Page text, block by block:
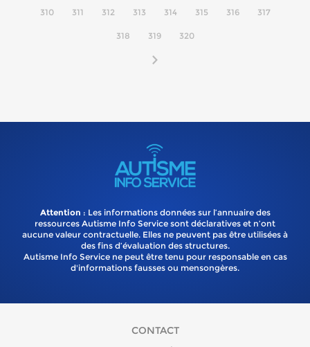
310 311 312 313 314 315 316 317
318 319 320
Attention : Les informations données sur l’annuaire des
ressources Autisme Info Service sont déclaratives et n’ont
aucune valeur contractuelle. Elles ne peuvent pas être utilisées à
des fins d’évaluation des structures.
Autisme Info Service ne peut être tenu pour responsable en cas
d'informations fausses ou mensongères.
CONTACT